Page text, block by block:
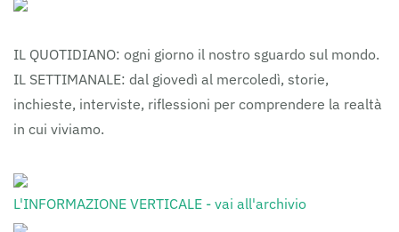
IL QUOTIDIANO: ogni giorno il nostro sguardo sul mondo.
IL SETTIMANALE: dal giovedì al mercoledì, storie,
inchieste, interviste, riflessioni per comprendere la realtà
in cui viviamo.
L'INFORMAZIONE VERTICALE - vai all'archivio